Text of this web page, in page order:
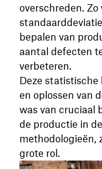
overschreden.
bepalen van
aantal defecten
verbeteren.
Deze
en oplossen van
was van cruciaal
de productie in
methodologieën,
grote rol.